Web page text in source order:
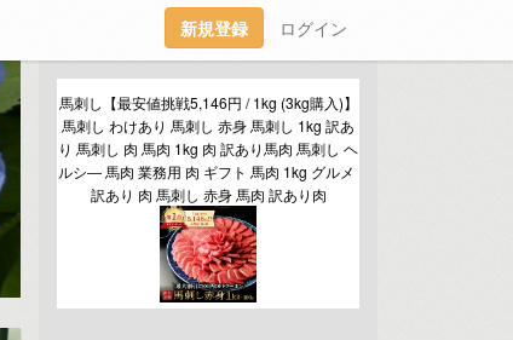
新規登録 ログイン
馬刺し【最安値挑戦5,146円 / 1kg (3kg購入)】
馬刺し わけあり 馬刺し 赤身 馬刺し 1kg 訳あ
り 馬刺し 肉 馬肉 1kg 肉 訳あり馬肉 馬刺し ヘ
ルシ― 馬肉 業務用 肉 ギフト 馬肉 1kg グルメ
訳あり 肉 馬刺し 赤身 馬肉 訳あり肉